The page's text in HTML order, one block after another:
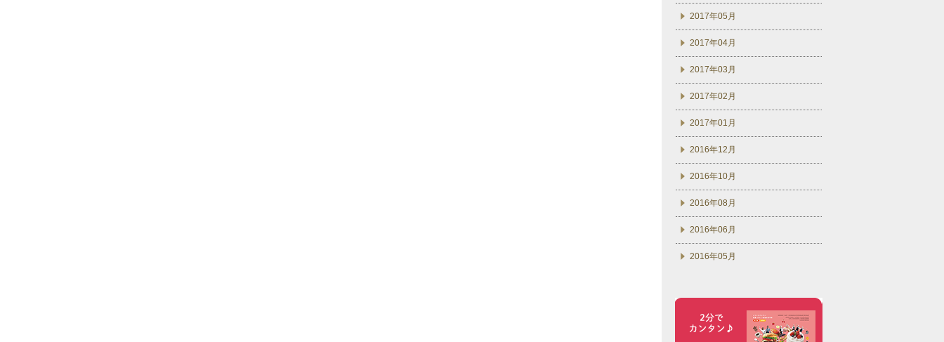
2017年05月
2017年04月
2017年03月
2017年02月
2017年01月
2016年12月
2016年10月
2016年08月
2016年06月
2016年05月